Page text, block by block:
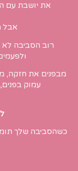
את יושבת עם
אבל
רוב הסביבה לא
מבפנים את חזקה,
עמוק
כשהסביבה שלך